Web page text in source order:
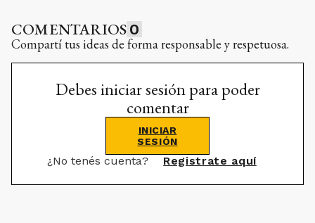
COMENTARIOS 0
Compartí tus ideas de forma responsable y respetuosa.
Debes iniciar sesión para poder
comentar
INICIAR
SESIÓN
¿No tenés cuenta? Registrate aquí